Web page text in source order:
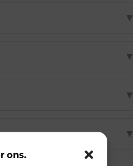
ons.
▼
▼
▼
▼